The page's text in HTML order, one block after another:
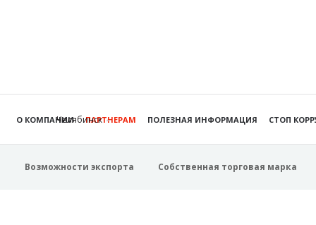
Челябинск
О КОМПАНИИ ПАРТНЕРАМ ПОЛЕЗНАЯ ИНФОРМАЦИЯ СТОП
Возможности экспорта Собственная торговая марка